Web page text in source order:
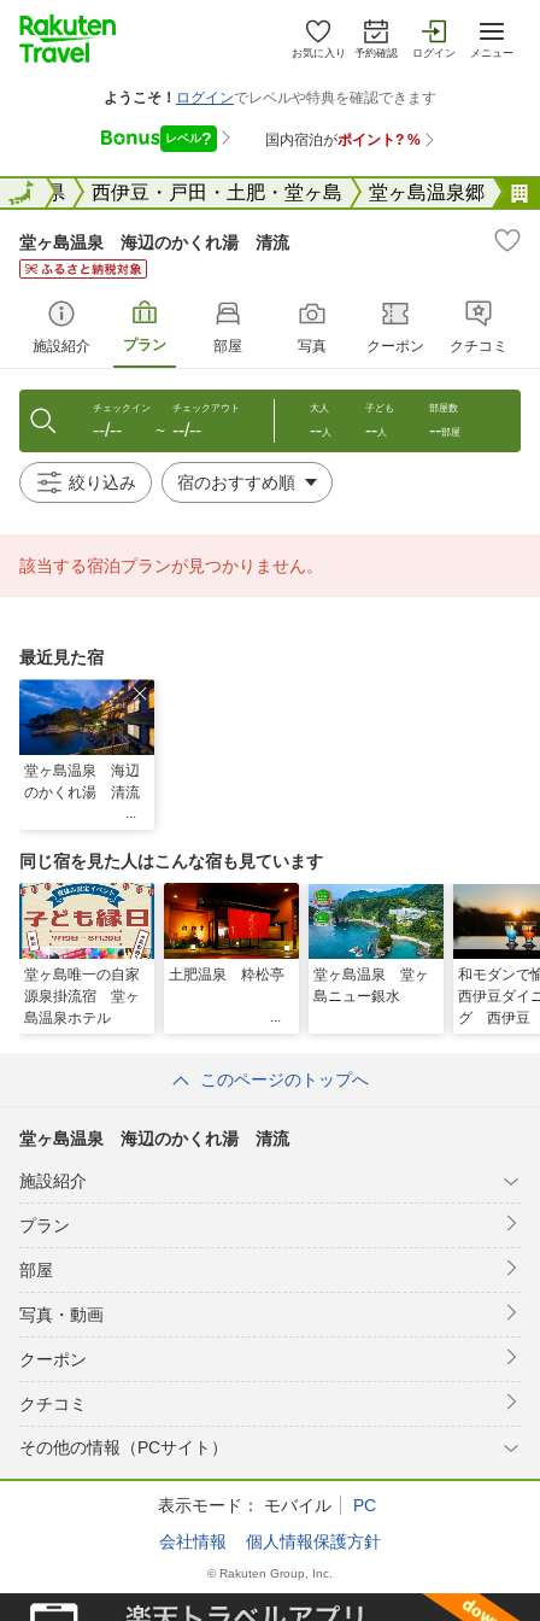
お気に入り 予約確認 ログイン メニュー
静岡県 西伊豆・戸田・土肥・堂ヶ島 堂ヶ島温泉郷
全国
堂ヶ島温泉 海辺のかくれ湯 清流
施設紹介 プラン 部屋 写真 クーポン クチコミ
チェックイン
--/-- 〜
チェックアウト
--/--
大人
--人
子ども
--人
部屋数
--部屋
絞り込み
該当する宿泊プランが見つかりません。
最近見た宿
堂ヶ島温泉 海辺
のかくれ湯 清流
同じ宿を見た人はこんな宿も見ています
堂ヶ島唯一の自家
源泉掛流宿 堂ヶ
島温泉ホテル
土肥温泉 粋松亭
堂ヶ島温泉 堂ヶ
島ニュー銀水
和モダンで
西伊豆ダイ
グ 西伊豆
このページのトップへ
堂ヶ島温泉 海辺のかくれ湯 清流
施設紹介
プラン
部屋
写真・動画
クーポン
クチコミ
その他の情報（PCサイト）
表示モード： モバイル
PC
会社情報
個人情報保護方針
© Rakuten Group, Inc.